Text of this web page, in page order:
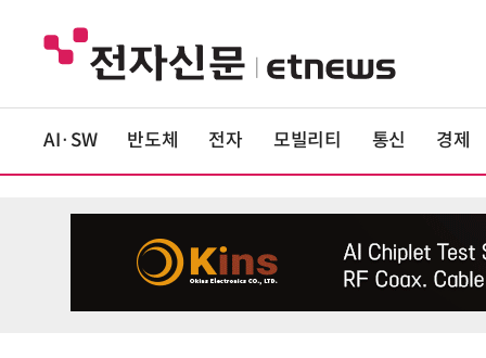
AI·SW 반도체 전자 모빌리티 통신 경제